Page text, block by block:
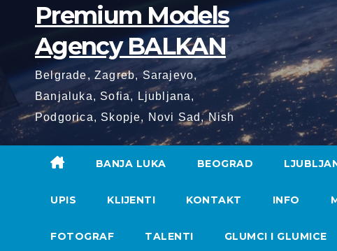
Premium Models
Agency BALKAN
Belgrade, Zagreb, Sarajevo,
Banjaluka, Sofia, Ljubljana,
Podgorica, Skopje, Novi Sad, Nish
BANJA LUKA BEOGRAD
UPIS KLIJENTI KONTAKT INFO
FOTOGRAF TALENTI GLUMCI I GLUMICE